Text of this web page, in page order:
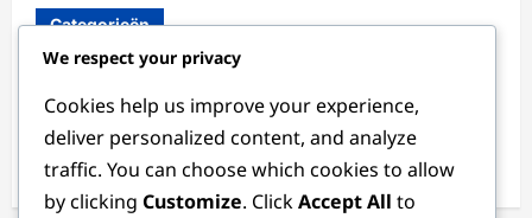
Categorieën
Shark Card Promoties
Wekelijkse Evenementbonussen
We respect your privacy
Cookies help us improve your experience,
deliver personalized content, and analyze
traffic. You can choose which cookies to allow
by clicking Customize. ClickAccept All to